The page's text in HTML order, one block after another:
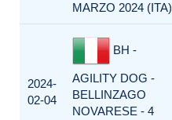
MARZO 2024 (ITA)
2024-
02-04
BH -
AGILITY DOG -
BELLINZAGO
NOVARESE - 4